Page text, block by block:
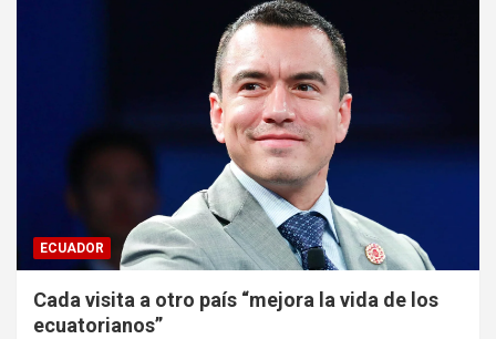
ECUADOR
Cada visita a otro país “mejora la vida de los
ecuatorianos”